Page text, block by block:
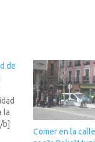
de
la
Comer en la